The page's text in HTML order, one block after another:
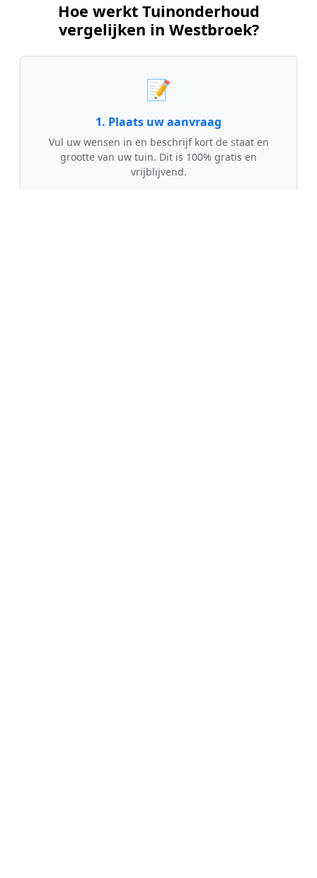
Hoe werkt Tuinonderhoud
vergelijken in Westbroek?
📝
1. Plaats uw aanvraag
Vul uw wensen in en beschrijf kort de staat en
grootte van uw tuin. Dit is 100% gratis en
vrijblijvend.